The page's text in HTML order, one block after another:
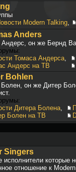
Modern Talking,
Anders
он же Бернд
Томаса Андерса,
Андерс на ТВ
Bohlen
он же Дитер
Дитера Болена,
Болен на ТВ
Singers
исполнители которые
отношение к